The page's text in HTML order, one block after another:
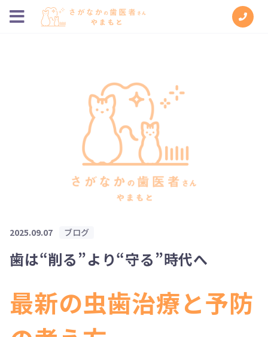
2025.09.07 ブログ
歯は“削る”より“守る”時代へ
最新の虫歯治療と予防